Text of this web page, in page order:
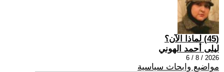
(45) لماذا الآن؟
ليلى أحمد الهوني
2026 / 8 / 6
مواضيع وابحاث سياسية